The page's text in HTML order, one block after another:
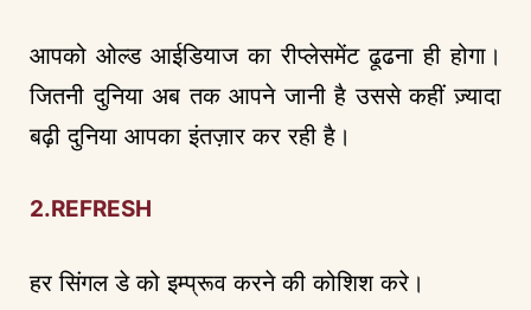
आपको ओल्ड आईडियाज का रीप्लेसमेंट ढूढना ही होगा।
जितनी दुनिया अब तक आपने जानी है उससे कहीं ज़्यादा
बढ़ी दुनिया आपका इंतज़ार कर रही है।
2.REFRESH
हर सिंगल डे को इम्प्रूव करने की कोशिश करे।